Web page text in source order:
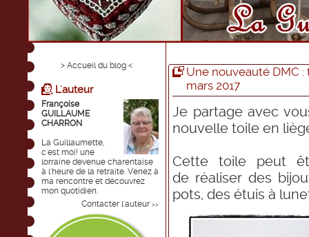
> Accueil du blog <
L'auteur
Françoise
GUILLAUME
CHARRON
La Guillaumette,
c'est moi! une
lorraine devenue charentaise
à l'heure de la retraite. Venez à
ma rencontre et découvrez
mon quotidien.
Contacter l'auteur >>
Une nouveauté DMC :
mars 2017
Je partage avec
nouvelle toile en
Cette toile peut
de réaliser des
pots, des étuis à